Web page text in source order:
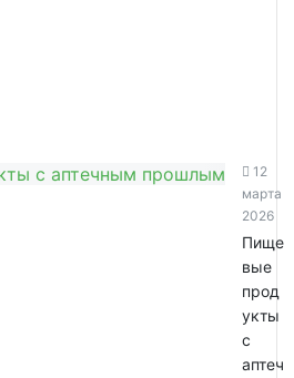
12
марта
2026
Пище
вые
прод
укты
с
аптеч